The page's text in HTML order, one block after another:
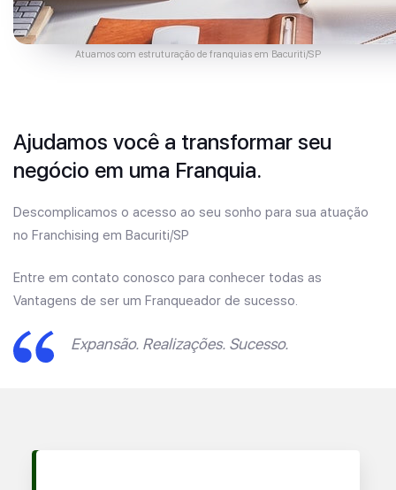
Atuamos com estruturação de franquias em Bacuriti/SP
Ajudamos você a transformar seu
negócio em uma Franquia.
Descomplicamos o acesso ao seu sonho para sua atuação
no Franchising em Bacuriti/SP
Entre em contato conosco para conhecer todas as
Vantagens de ser um Franqueador de sucesso.
Expansão. Realizações. Sucesso.